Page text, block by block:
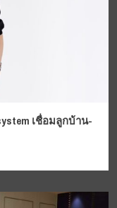
เชื่อมลูกบ้าน-